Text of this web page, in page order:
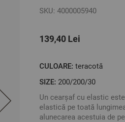
SKU: 4000005940
139,40 Lei
CULOARE: teracotă
SIZE: 200/200/30
Un cearșaf cu elastic
elastică pe toată
alunecarea acestuia de